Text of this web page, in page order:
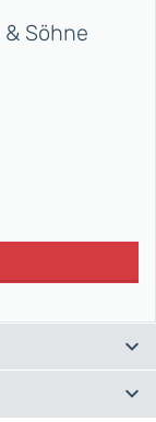
Söhne